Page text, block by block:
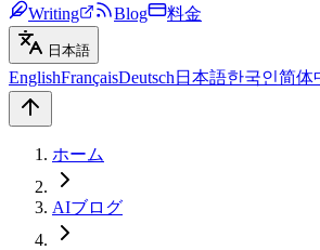
Writing
Blog 料金
日本語
EnglishFrançaisDeutsch 日本語한국인简体
ホーム
AIブログ